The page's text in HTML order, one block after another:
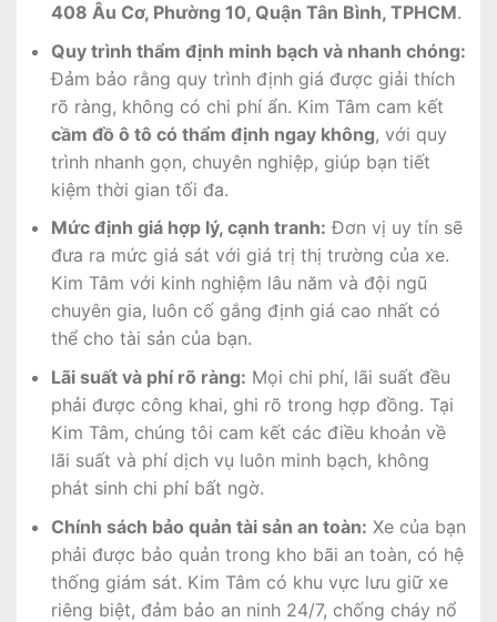
408 Âu Cơ, Phường 10, Quận Tân Bình, TPHCM.
Quy trình thẩm định minh bạch và nhanh chóng:
Đảm bảo rằng quy trình định giá được giải thích
rõ ràng, không có chi phí ẩn. Kim Tâm cam kết
cầm đồ ô tô có thẩm định ngay không, với quy
trình nhanh gọn, chuyên nghiệp, giúp bạn tiết
kiệm thời gian tối đa.
Mức định giá hợp lý, cạnh tranh: Đơn vị uy tín sẽ
đưa ra mức giá sát với giá trị thị trường của xe.
Kim Tâm với kinh nghiệm lâu năm và đội ngũ
chuyên gia, luôn cố gắng định giá cao nhất có
thể cho tài sản của bạn.
Lãi suất và phí rõ ràng: Mọi chi phí, lãi suất đều
phải được công khai, ghi rõ trong hợp đồng. Tại
Kim Tâm, chúng tôi cam kết các điều khoản về
lãi suất và phí dịch vụ luôn minh bạch, không
phát sinh chi phí bất ngờ.
Chính sách bảo quản tài sản an toàn: Xe của bạn
phải được bảo quản trong kho bãi an toàn, có hệ
thống giám sát. Kim Tâm có khu vực lưu giữ xe
riêng biệt, đảm bảo an ninh 24/7, chống cháy nổ